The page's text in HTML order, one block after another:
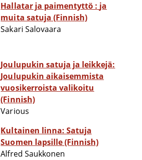
Hallatar ja paimentyttö : ja
muita satuja (Finnish)
Sakari Salovaara
Joulupukin satuja ja leikkejä:
Joulupukin aikaisemmista
vuosikerroista valikoitu
(Finnish)
Various
Kultainen linna: Satuja
Suomen lapsille (Finnish)
Alfred Saukkonen